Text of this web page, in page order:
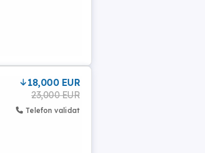
18,000 EUR
23,000 EUR
Telefon validat